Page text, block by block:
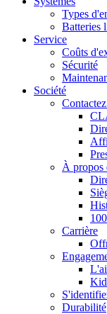
Types
Batteries
Service
Coûts
Sécurité
Société
À propos
Carrière
Durabilité